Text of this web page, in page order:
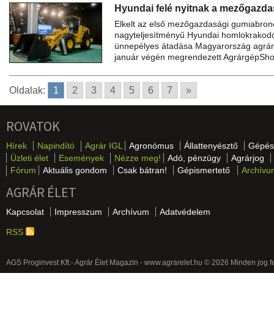
Hyundai felé nyitnak a
Elkelt az első mezőgazdasági
nagyteljesítményű Hyundai
ünnepélyes átadása Magyarország
január végén megrendezett
Oldalak: 1 2 3 4 5 6 7 »
ROVATOK
Hírek Napindító Agrár IGL Agronómus Állattenyésztő
Üzleti élet
Események Nézze meg! Adó, pénzügy
Agrárjog
Fórum
Aktuális gondom Csak bátran! Gépismertető
AGRÁR ÉLET
Kapcsolat Impresszum Archívum Adatvédelem
RSS
AGS Proginvest Kft.- Agrár Élet Magazin - www.agrarelet.hu © 2026 Minden jog